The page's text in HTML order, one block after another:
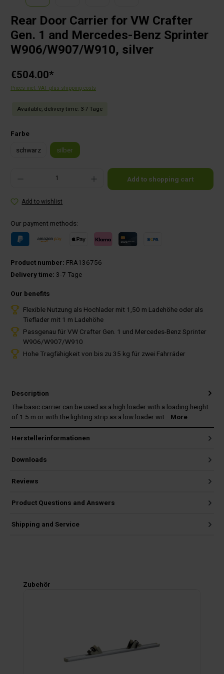
Rear Door Carrier for VW Crafter
Gen. 1 and Mercedes-Benz Sprinter
W906/W907/W910, silver
€504.00*
Prices incl. VAT plus shipping costs
Available, delivery time: 3-7 Tage
Select
Farbe
schwarz silber
Product Quantity: Enter the desired amount or use the buttons to increase or decrease the
Add to shopping cart
Add to wishlist
Our payment methods:
Product number: FRA136756
Delivery time: 3-7 Tage
Our benefits
Flexible Nutzung als Hochlader mit 1,50 m Ladehöhe oder als
Tieflader mit 1 m Ladehöhe
Passgenau für VW Crafter Gen. 1 und Mercedes-Benz Sprinter
W906/W907/W910
Hohe Tragfähigkeit von bis zu 35 kg für zwei Fahrräder
Description
The basic carrier can be used as a high loader with a loading height
of 1.5 m or with the lighting strip as a low loader wit… More
Herstellerinformationen
Downloads
Reviews
Product Questions and Answers
Shipping and Service
Skip product gallery
Zubehör